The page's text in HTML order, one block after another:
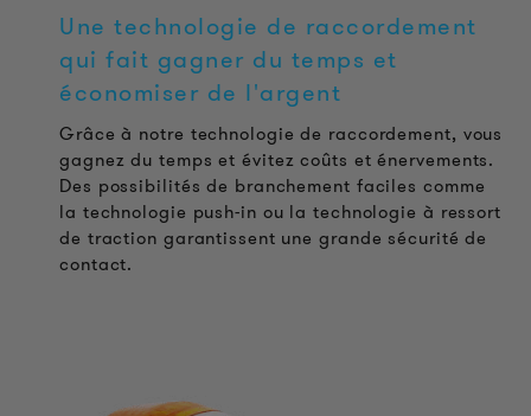
Une technologie de raccordement
qui fait gagner du temps et
économiser de l'argent
Grâce à notre technologie de raccordement, vous
gagnez du temps et évitez coûts et énervements.
Des possibilités de branchement faciles comme
la technologie push-in ou la technologie à ressort
de traction garantissent une grande sécurité de
contact.